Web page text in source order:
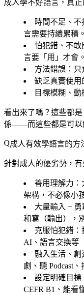
成人學不好語言，真
時間不足、不
言需要持續累積。
怕犯錯、不敢
言要「用」才會。
方法錯誤 ：
缺乏真實使用
目標模糊、動
看出來了嗎？這些都
係——而這些都是可以
成人有效學語言的方
針對成人的優劣勢，有
善用理解力
架構，不必像小
大量輸入 + 勇
和寫（輸出），
克服怕犯錯
AI、語言交換等
融入生活、創
劇、聽 Podcast
設定明確目標
CEFR B1、能看